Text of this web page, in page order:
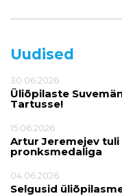
Uudised
30.06.2026
Üliõpilaste
Tartusse!
15.06.2026
Artur Jeremejev
pronksmedaliga
04.06.2026
Selgusid